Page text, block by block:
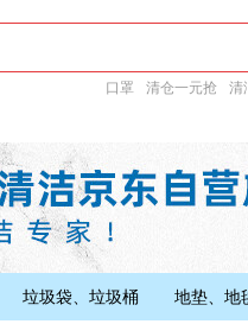
口罩 清仓一元抢 清
垃圾袋、垃圾桶 地垫、地